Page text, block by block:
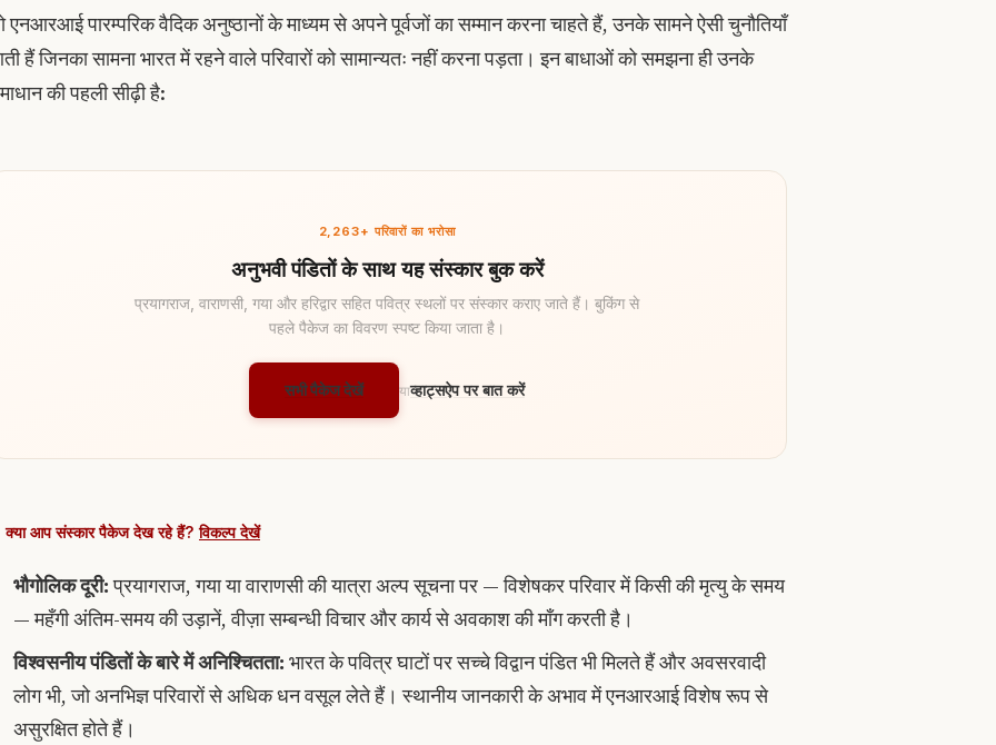
एनआरआई पारम्परिक वैदिक अनुष्ठानों के माध्यम से अपने पूर्वजों का सम्मान करना चाहते हैं, उनके सामने ऐसी चुनौतियाँ
हैं जिनका सामना भारत में रहने वाले परिवारों को सामान्यतः नहीं करना पड़ता। इन बाधाओं को समझना ही उनके
की पहली सीढ़ी है:
2,263+ परिवारों का भरोसा
अनुभवी पंडितों के साथ यह संस्कार बुक करें
प्रयागराज, वाराणसी, गया और हरिद्वार सहित पवित्र स्थलों पर संस्कार कराए जाते हैं। बुकिंग से
पहले पैकेज का विवरण स्पष्ट किया जाता है।
सभी पैकेज देखें याव्हाट्सऐप पर बात करें
आप संस्कार पैकेज देख रहे हैं?विकल्प देखें
भौगोलिक दूरी:प्रयागराज, गया या वाराणसी की यात्रा अल्प सूचना पर — विशेषकर परिवार में किसी की मृत्यु के समय
— महँगी अंतिम-समय की उड़ानें, वीज़ा सम्बन्धी विचार और कार्य से अवकाश की माँग करती है।
विश्वसनीय पंडितों के बारे में अनिश्चितता: भारत के पवित्र घाटों पर सच्चे विद्वान पंडित भी मिलते हैं और अवसरवादी
लोग भी, जो अनभिज्ञ परिवारों से अधिक धन वसूल लेते हैं। स्थानीय जानकारी के अभाव में एनआरआई विशेष रूप से
असुरक्षित होते हैं।